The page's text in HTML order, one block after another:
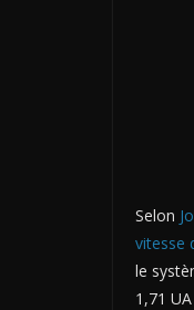
Selon
vitesse
le
1,71